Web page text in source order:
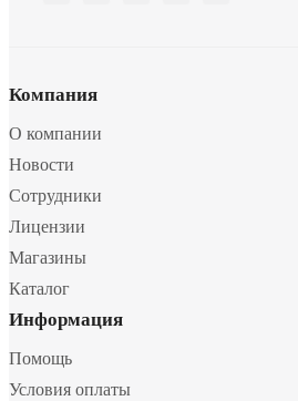
Компания
О компании
Новости
Сотрудники
Лицензии
Магазины
Каталог
Информация
Помощь
Условия оплаты